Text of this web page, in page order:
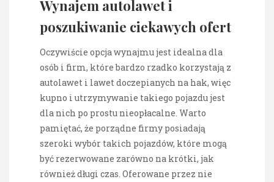
Wynajem autolawet i
poszukiwanie ciekawych ofert
Oczywiście opcja wynajmu jest idealna dla
osób i firm, które bardzo rzadko korzystają z
autolawet i lawet doczepianych na hak, więc
kupno i utrzymywanie takiego pojazdu jest
dla nich po prostu nieopłacalne. Warto
pamiętać, że porządne firmy posiadają
szeroki wybór takich pojazdów, które mogą
być rezerwowane zarówno na krótki, jak
również długi czas. Oferowane przez nie